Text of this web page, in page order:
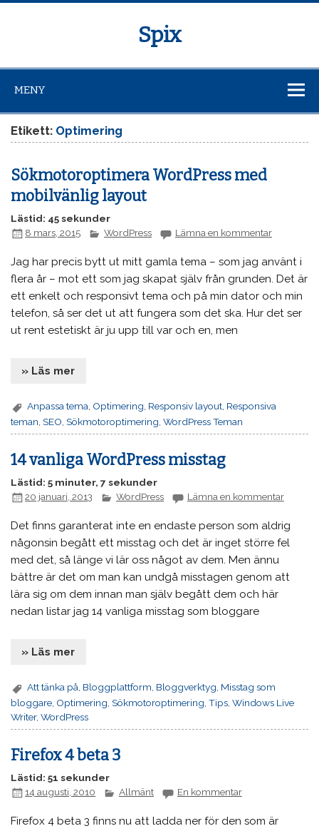
Spix
MENY
Etikett: Optimering
Sökmotoroptimera WordPress med
mobilvänlig layout
Lästid: 45 sekunder
8 mars, 2015
WordPress Lämna en kommentar
Jag har precis bytt ut mitt gamla tema – som jag använt i
flera år – mot ett som jag skapat själv från grunden. Det är
ett enkelt och responsivt tema och på min dator och min
telefon, så ser det ut att fungera som det ska. Hur det ser
ut rent estetiskt är ju upp till var och en, men
» Läs mer
Anpassa tema Optimering Responsiv layout Responsiva
teman ,SEO ,Sökmotoroptimering ,WordPress Teman
14 vanliga WordPress misstag
Lästid: 5 minuter, 7 sekunder
20 januari, 2013
WordPress Lämna en kommentar
Det finns garanterat inte en endaste person som aldrig
någonsin begått ett misstag och det är inget större fel
med det, så länge vi lär oss något av dem. Men ännu
bättre är det om man kan undgå misstagen genom att
lära sig om dem innan man själv begått dem och här
nedan listar jag 14 vanliga misstag som bloggare
» Läs mer
Att tänka på Bloggplattform Bloggverktyg Misstag som
bloggare Optimering ,Sökmotoroptimering ,Tips ,Windows Live
Writer,WordPress
Firefox 4 beta 3
Lästid: 51 sekunder
14 augusti, 2010
Allmänt En kommentar
Firefox 4 beta 3 finns nu att ladda ner för den som är